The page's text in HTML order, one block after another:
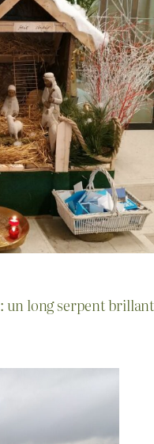
: un long serpent